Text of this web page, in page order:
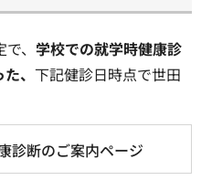
、 学校での就学時健康診
、 下記健診日時点で世田
診断のご案内ページ